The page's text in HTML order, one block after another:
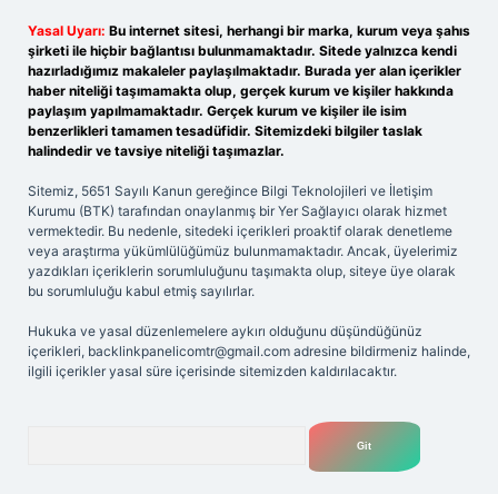
Yasal Uyarı: Bu internet sitesi, herhangi bir marka, kurum veya şahıs
şirketi ile hiçbir bağlantısı bulunmamaktadır. Sitede yalnızca kendi
hazırladığımız makaleler paylaşılmaktadır. Burada yer alan içerikler
haber niteliği taşımamakta olup, gerçek kurum ve kişiler hakkında
paylaşım yapılmamaktadır. Gerçek kurum ve kişiler ile isim
benzerlikleri tamamen tesadüfidir. Sitemizdeki bilgiler taslak
halindedir ve tavsiye niteliği taşımazlar.
Sitemiz, 5651 Sayılı Kanun gereğince Bilgi Teknolojileri ve İletişim
Kurumu (BTK) tarafından onaylanmış bir Yer Sağlayıcı olarak hizmet
vermektedir. Bu nedenle, sitedeki içerikleri proaktif olarak denetleme
veya araştırma yükümlülüğümüz bulunmamaktadır. Ancak, üyelerimiz
yazdıkları içeriklerin sorumluluğunu taşımakta olup, siteye üye olarak
bu sorumluluğu kabul etmiş sayılırlar.
Hukuka ve yasal düzenlemelere aykırı olduğunu düşündüğünüz
içerikleri, backlinkpanelicomtr@gmail.com adresine bildirmeniz halinde,
ilgili içerikler yasal süre içerisinde sitemizden kaldırılacaktır.